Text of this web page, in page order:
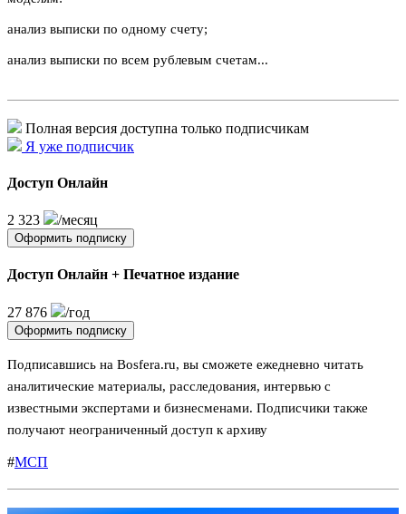
анализ выписки по одному счету;
анализ выписки по всем рублевым счетам...
Полная версия доступна только подписчикам
Я уже подписчик
Доступ Онлайн
2 323 /месяц
Оформить подписку
Доступ Онлайн + Печатное издание
27 876 /год
Оформить подписку
Подписавшись на Bosfera.ru, вы сможете ежедневно читать
аналитические материалы, расследования, интервью с
известными экспертами и бизнесменами. Подписчики также
получают неограниченный доступ к архиву
#МСП